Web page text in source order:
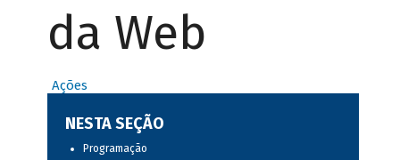
da Web
Ações
NESTA SEÇÃO
Programação